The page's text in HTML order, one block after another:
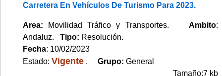
Carretera En Vehículos De Turismo Para 2023.
Area: Movilidad Tráfico y Transportes. Ambito:
Andaluz. Tipo: Resolución.
Fecha: 10/02/2023
Estado: Vigente . Grupo: General
Tamaño:7 kb